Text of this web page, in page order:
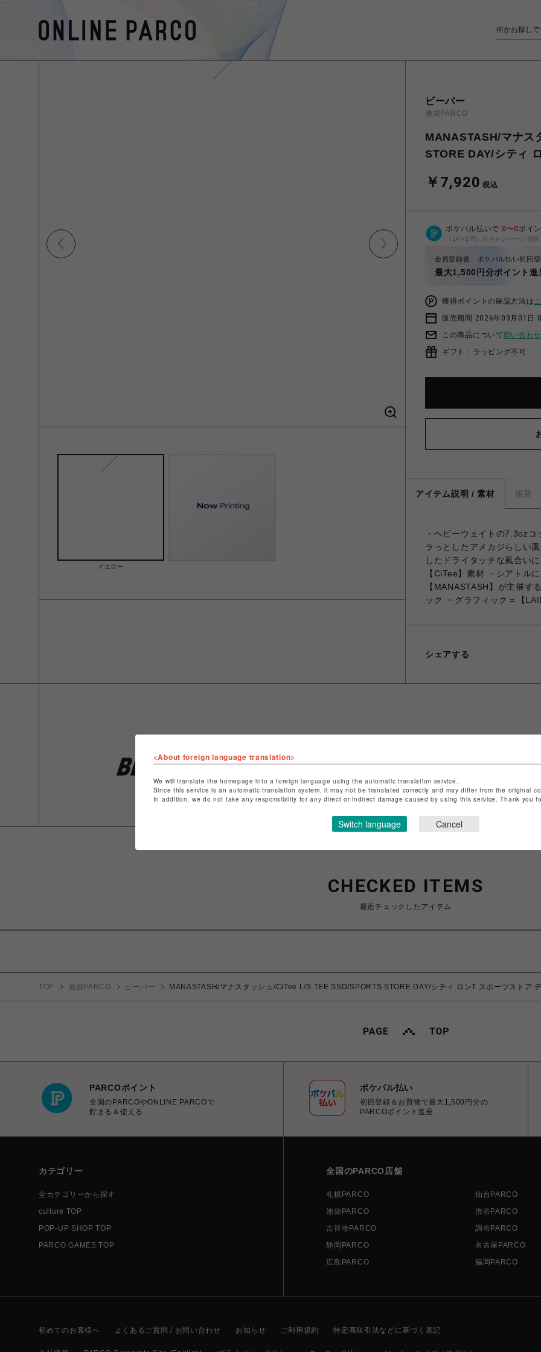
イエロー
ビーバー
池袋PARCO
MANASTASH/マナス
STORE DAY/シティ
￥7,920 税込
ポケパル払いで 0〜0ポイ
（1P=1円）※キャンペーン分除
会員登録後、ポケパル払い初回
最大1,500円分ポイント進
獲得ポイントの確認方法は
販売期間 2026年03月01日
この商品について 問い合わ
ギフト：ラッピング不可
アイテム説明 / 素材 概要
・ヘビーウェイトの7.3oz
ラっとしたアメカジらしい
したドライタッチな風合い
【CiTee】素材 ・シアトル
【MANASTASH】が主催す
ック ・グラフィック＝【
シェアする
店舗名
特定商取引法など法令に基づく表記はこちら
ショップお問い合わせはこちら
CHECKED ITEMS
最近チェックしたアイテム
TOP 池袋PARCO ビーバー MANASTASH/マナスタッシュ/CiTee L/S TEE SSD/SPORTS STORE DAY/シティ ロンT スポーツストア
PARCOポイント
全国のPARCOやONLINE PARCOで
貯まる＆使える
ポケパル払い
初回登録＆お買物で最大1,500円分の
PARCOポイント進呈
カテゴリー
全カテゴリーから探す
culture TOP
POP-UP SHOP TOP
PARCO GAMES TOP
全国のPARCO店舗
札幌PARCO
仙台PARCO
池袋PARCO
渋谷PARCO
吉祥寺PARCO
調布PARCO
静岡PARCO
名古屋PARCO
広島PARCO
福岡PARCO
初めてのお客様へ よくあるご質問 / お問い合わせ お知らせ ご利用規約 特定商取引法などに基づく表記
<About foreign language translation>
We will translate the homepage into a foreign language using the automatic translation service.
Since this service is an automatic translation system, it may not be translated correctly and may differ from the original
In addition, we do not take any responsibility for any direct or indirect damage caused by using this service. Thank you
Switch language Cancel